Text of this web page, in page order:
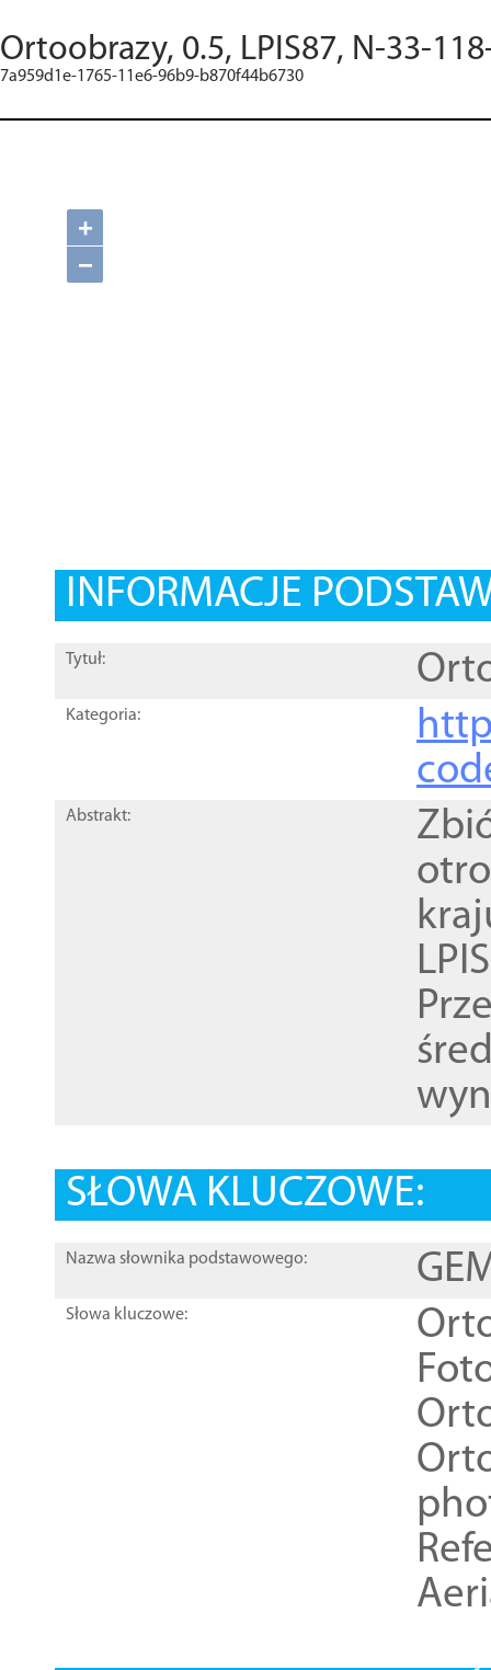
Ortoobrazy, 0.5, LPIS87, N-33-
7a959d1e-1765-11e6-96b9-b870f44b6730
+
−
INFORMACJE
Tytuł:
Kategoria:
Abstrakt:
SŁOWA KLUCZOWE:
Nazwa słownika podstawowego:
Słowa kluczowe: